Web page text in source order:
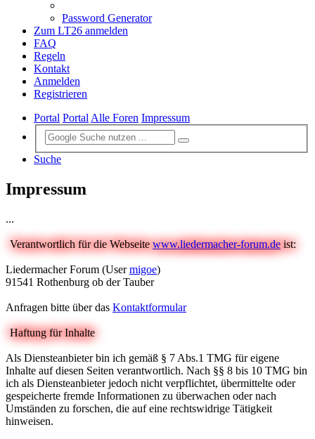
Password Generator
Zum LT26 anmelden
FAQ
Regeln
Kontakt
Anmelden
Registrieren
Portal PortalAlle Foren Impressum
Suche
Impressum
...
Verantwortlich für die Webseitewww.liedermacher-forum.deist:
Liedermacher Forum (Usermigoe)
91541 Rothenburg ob der Tauber
Anfragen bitte über das Kontaktformular
Haftung für Inhalte
Als Diensteanbieter bin ich gemäß § 7 Abs.1 TMG für eigene
Inhalte auf diesen Seiten verantwortlich. Nach §§ 8 bis 10 TMG bin
ich als Diensteanbieter jedoch nicht verpflichtet, übermittelte oder
gespeicherte fremde Informationen zu überwachen oder nach
Umständen zu forschen, die auf eine rechtswidrige Tätigkeit
hinweisen.